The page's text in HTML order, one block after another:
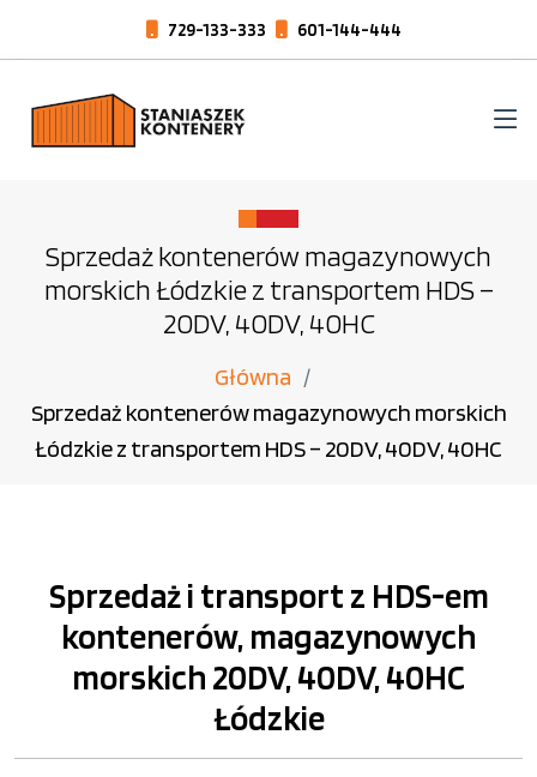
729-133-333 601-144-444
Sprzedaż kontenerów magazynowych
morskich Łódzkie z transportem HDS –
20DV, 40DV, 40HC
Główna
Sprzedaż kontenerów magazynowych morskich
Łódzkie z transportem HDS – 20DV, 40DV, 40HC
Sprzedaż i transport z HDS-em
kontenerów, magazynowych
morskich 20DV, 40DV, 40HC
Łódzkie